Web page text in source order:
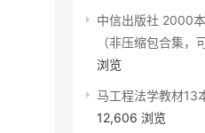
中信出版社 2000
（非压缩包合集，
浏览
马工程法学教材13
12,606 浏览